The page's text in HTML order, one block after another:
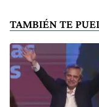
TAMBIÉN TE